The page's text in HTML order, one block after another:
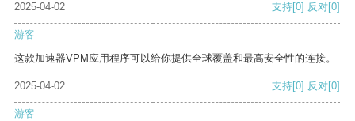
2025-04-02 支持[0] 反对[0]
游客
这款加速器VPM应用程序可以给你提供全球覆盖和最高安全性的连接。
2025-04-02 支持[0] 反对[0]
游客